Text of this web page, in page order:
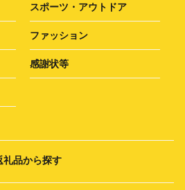
スポーツ・アウトドア
ファッション
感謝状等
礼品から探す